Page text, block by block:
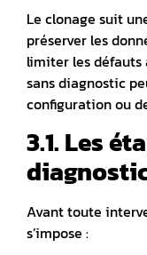
Le clonage suit
préserver les
limiter les défauts
sans diagnostic
configuration ou
3.1. Les
Avant toute
s’impose :